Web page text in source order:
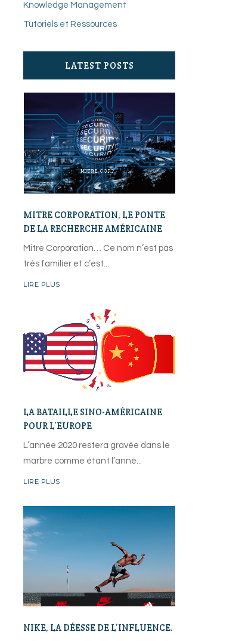
Knowledge Management
Tutoriels et Ressources
LATEST POSTS
MITRE CORPORATION, LE PONTE
DE LA RECHERCHE AMÉRICAINE
Mitre Corporation… Ce nom n’est pas
très familier et c’est
LIRE PLUS
LA BATAILLE SINO-AMÉRICAINE
POUR L’EUROPE
L’année 2020 restera gravée dans le
marbre comme étant l’anné
LIRE PLUS
NIKE, LA DÉESSE DE L’INFLUENCE.